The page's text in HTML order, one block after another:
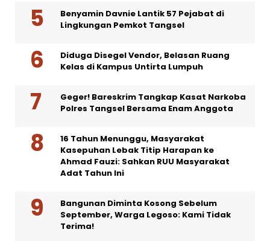
Benyamin Davnie Lantik 57 Pejabat di
Lingkungan Pemkot Tangsel
Diduga Disegel Vendor, Belasan Ruang
Kelas di Kampus Untirta Lumpuh
Geger! Bareskrim Tangkap Kasat Narkoba
Polres Tangsel Bersama Enam Anggota
16 Tahun Menunggu, Masyarakat
Kasepuhan Lebak Titip Harapan ke
Ahmad Fauzi: Sahkan RUU Masyarakat
Adat Tahun Ini
Bangunan Diminta Kosong Sebelum
September, Warga Legoso: Kami Tidak
Terima!